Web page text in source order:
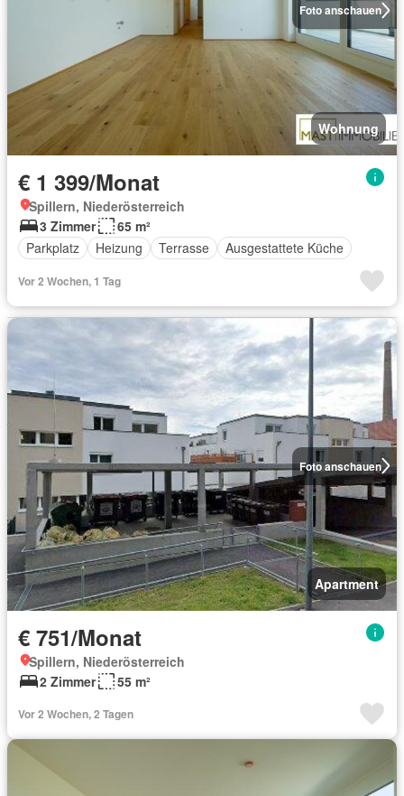
Foto anschauen
Wohnung
€ 1 399/Monat
Spillern, Niederösterreich
3 Zimmer
65 m²
Parkplatz
Heizung Terrasse Ausgestattete Küche
Vor 2 Wochen, 1 Tag
Foto anschauen
Apartment
€ 751/Monat
Spillern, Niederösterreich
2 Zimmer
55 m²
Vor 2 Wochen, 2 Tagen